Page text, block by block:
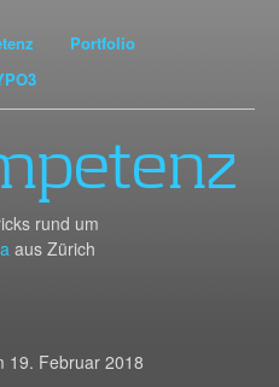
Portfolio
rund um
aus Zürich
19. Februar 2018